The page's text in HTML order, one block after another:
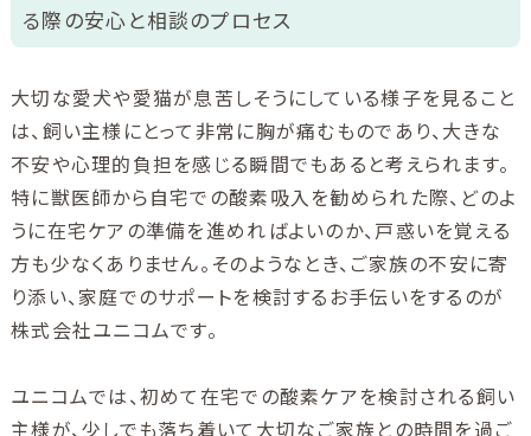
る際の安心と相談のプロセス
大切な愛犬や愛猫が息苦しそうにしている様子を見ること
は、飼い主様にとって非常に胸が痛むものであり、大きな
不安や心理的負担を感じる瞬間でもあると考えられます。
特に獣医師から自宅での酸素吸入を勧められた際、どのよ
うに在宅ケアの準備を進めればよいのか、戸惑いを覚える
方も少なくありません。そのようなとき、ご家族の不安に寄
り添い、家庭でのサポートを検討するお手伝いをするのが
株式会社ユニコムです。
ユニコムでは、初めて在宅での酸素ケアを検討される飼い
主様が、少しでも落ち着いて大切なご家族との時間を過ご